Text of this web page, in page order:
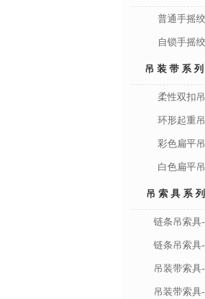
普通手摇
自锁手摇
吊 装 带 系
柔性双扣
环形起重
彩色扁平
白色扁平
吊 索 具 系
链条吊索具
链条吊索具
吊装带索具
吊装带索具